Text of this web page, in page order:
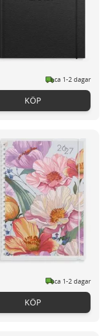
ca 1-2 dagar
KÖP
ca 1-2 dagar
KÖP